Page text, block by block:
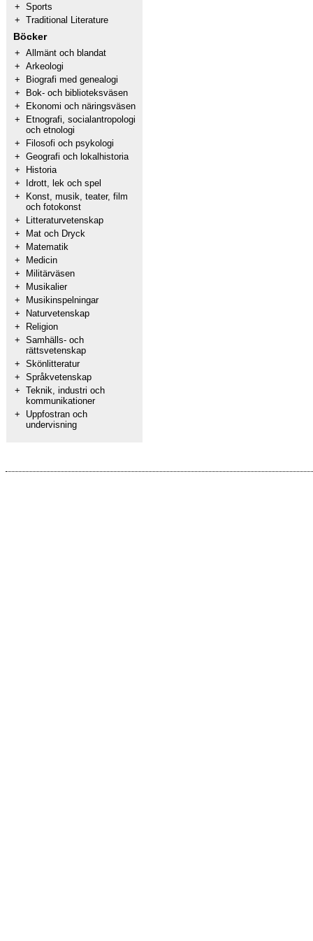
+ Sports
+ Traditional Literature
Böcker
+ Allmänt och blandat
+ Arkeologi
+
Biografi med genealogi
+
Bok- och biblioteksväsen
+
Ekonomi och näringsväsen
+
Etnografi, socialantropologi
och etnologi
+
Filosofi och psykologi
+ Geografi och lokalhistoria
+
Historia
+
Idrott, lek och spel
+
Konst, musik, teater, film
och fotokonst
+
Litteraturvetenskap
+
Mat och Dryck
+
Matematik
+
Medicin
+
Militärväsen
+
Musikalier
+
Musikinspelningar
+
Naturvetenskap
+
Religion
+ Samhälls- och
rättsvetenskap
+ Skönlitteratur
+ Språkvetenskap
+ Teknik, industri och
kommunikationer
+
Uppfostran och
undervisning